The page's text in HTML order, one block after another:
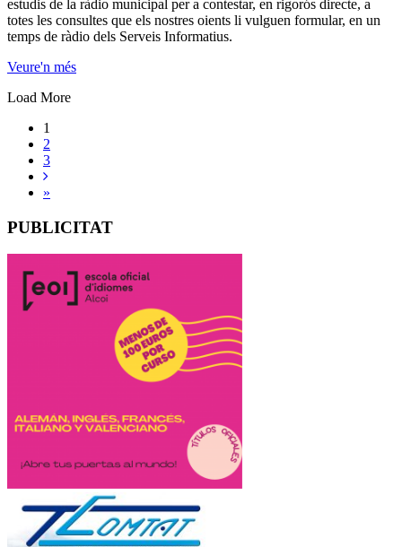
estudis de la ràdio municipal per a contestar, en rigorós directe, a
totes les consultes que els nostres oients li vulguen formular, en un
temps de ràdio dels Serveis Informatius.
Veure'n més
Load More
1
2
3
»
PUBLICITAT